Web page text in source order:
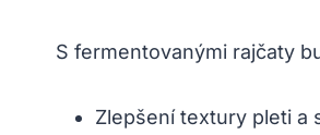
S fermentovanými rajčaty
Zlepšení textury pleti a